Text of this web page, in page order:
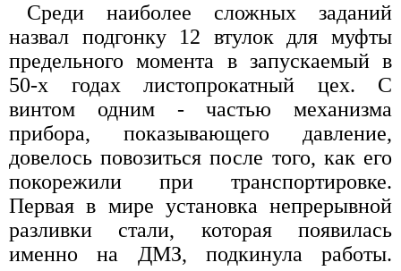
Среди наиболее сложных заданий
назвал подгонку 12 втулок для муфты
предельного момента в запускаемый в
50-х годах листопрокатный цех. С
винтом одним - частью механизма
прибора, показывающего давление,
довелось повозиться после того, как его
покорежили при транспортировке.
Первая в мире установка непрерывной
разливки стали, которая появилась
именно на ДМЗ, подкинула работы.